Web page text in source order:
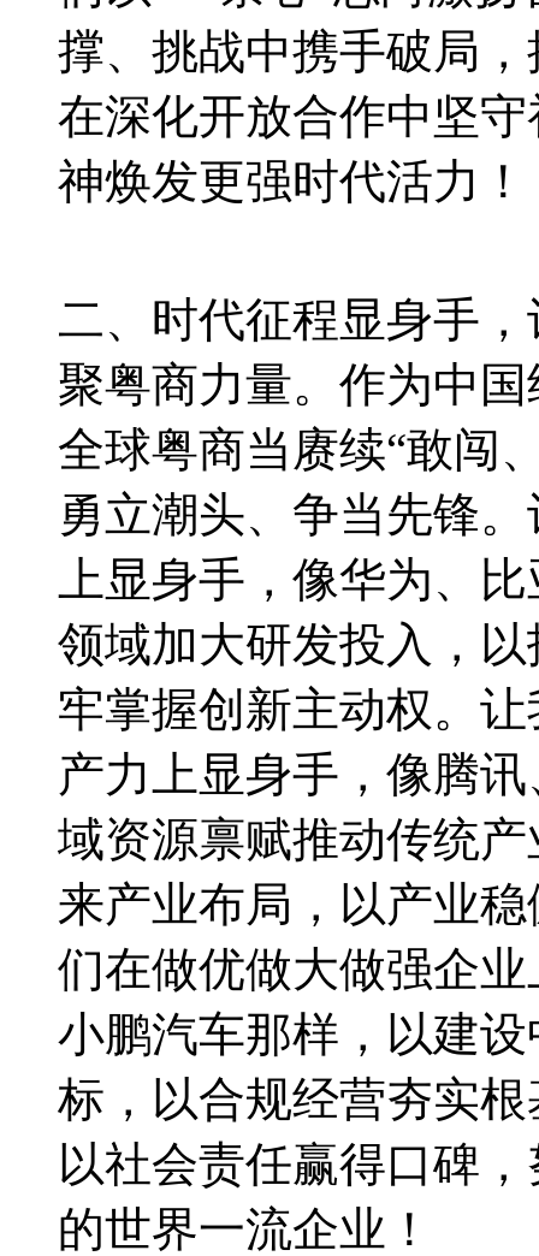
撑、挑战中携手破局
在深化开放合作中坚
神焕发更强时代活力！
二、时代征程显身手
聚粤商力量。作为中
全球粤商当赓续“敢闯
勇立潮头、争当先锋
上显身手，像华为、
领域加大研发投入，
牢掌握创新主动权。
产力上显身手，像腾
域资源禀赋推动传统
来产业布局，以产业
们在做优做大做强企
小鹏汽车那样，以建
标，以合规经营夯实
以社会责任赢得口碑
的世界一流企业！